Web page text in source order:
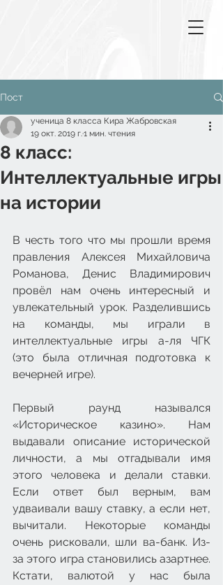
Пост
8 класс:
Интеллектуальные игры
на истории
ученица 8 класса Кира Жабровская
19 окт. 2019 г.1 мин. чтения
В честь того что мы прошли время
правления Алексея Михайловича
Романова, Денис Владимирович
провёл нам очень интересный и
увлекательный урок. Разделившись
на команды, мы играли в
интеллектуальные игры а-ля ЧГК
(это была отличная подготовка к
вечерней игре).
Первый раунд назывался
«Историческое казино». Нам
выдавали описание исторической
личности, а мы отгадывали имя
этого человека и делали ставки.
Если ответ был верным, вам
удваивали вашу ставку, а если нет,
вычитали. Некоторые команды
очень рисковали, шли ва-банк. Из-
за этого игра становились азартнее.
Кстати, валютой у нас была